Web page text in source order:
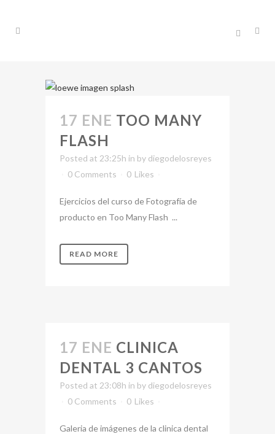
17 ENE TOO MANY
FLASH
Posted at 23:25h in by diegodelosreyes
0 Comments
0 Likes
Ejercicios del curso de Fotografía de
producto en Too Many Flash ...
READ MORE
17 ENE CLINICA
DENTAL 3 CANTOS
Posted at 23:08h in by diegodelosreyes
0 Comments
0 Likes
Galeria de imágenes de la clinica dental